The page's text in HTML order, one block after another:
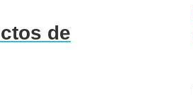
de